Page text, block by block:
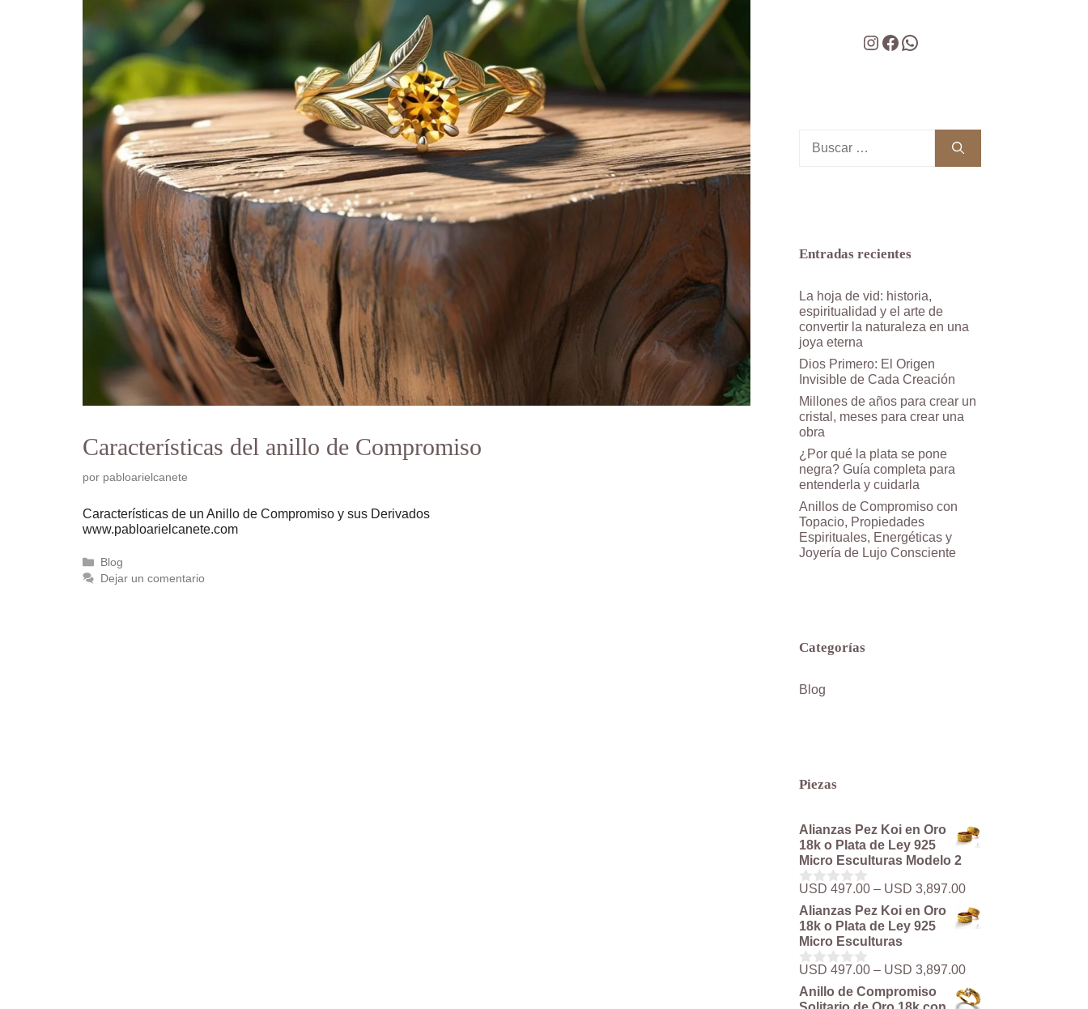
Características del anillo de Compromiso
por pabloarielcanete
Características de un Anillo de Compromiso y sus Derivados
www.pabloarielcanete.com
Categorías
Blog
Dejar un comentario
Instagram
Facebook
WhatsApp
Entradas recientes
La hoja de vid: historia,
espiritualidad y el arte de
convertir la naturaleza en una
joya eterna
Dios Primero: El Origen
Invisible de Cada Creación
Millones de años para crear un
cristal, meses para crear una
obra
¿Por qué la plata se pone
negra? Guía completa para
entenderla y cuidarla
Anillos de Compromiso con
Topacio, Propiedades
Espirituales, Energéticas y
Joyería de Lujo Consciente
Categorías
Blog
Piezas
Alianzas Pez Koi en Oro
18k o Plata de Ley 925
Micro Esculturas Modelo 2
0
d
e
5
USD 497.00 – USD 3,897.00Rango
precios:
hasta
Alianzas Pez Koi en Oro
18k o Plata de Ley 925
Micro Esculturas
0
d
e
USD 497.00 – USD 3,897.00Rango
de
precios:
Anillo de Compromiso